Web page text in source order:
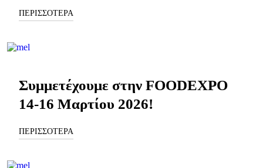
ΠΕΡΙΣΣΟΤΕΡΑ
Συμμετέχουμε στην FOODEXPO
14-16 Μαρτίου 2026!
ΠΕΡΙΣΣΟΤΕΡΑ